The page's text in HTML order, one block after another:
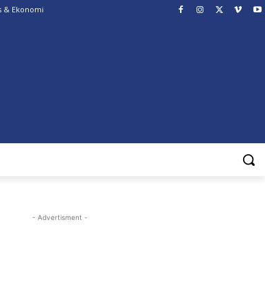
& Ekonomi
- Advertisment -